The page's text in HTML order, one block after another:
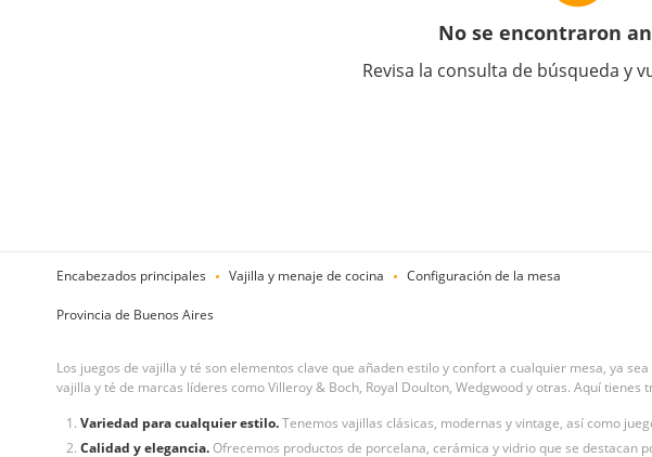
No se encontraron
Revisa la consulta de búsqueda y
Encabezados principales Vajilla y menaje de cocina Configuración de la mesa
Provincia de Buenos Aires
Los juegos de vajilla y té son elementos clave que añaden estilo y confort a cualquier mesa, ya
vajilla y té de marcas líderes como Villeroy & Boch, Royal Doulton, Wedgwood y otras. Aquí
Variedad para cualquier estilo.Tenemos vajillas clásicas, modernas y vintage, así como
Calidad y elegancia.Ofrecemos productos de porcelana, cerámica y vidrio que se destacan